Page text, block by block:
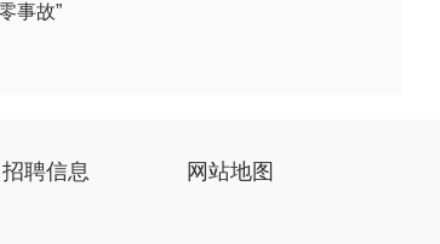
事故”
招聘信息 网站地图